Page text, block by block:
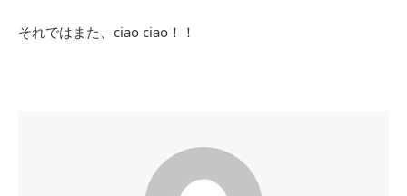
それではまた、ciao ciao！！